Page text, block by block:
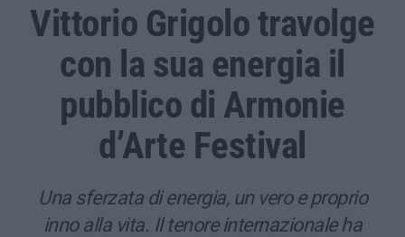
Vittorio Grigolo travolge
con la sua energia il
pubblico di Armonie
d’Arte Festival
Una sferzata di energia, un vero e proprio
inno alla vita. Il tenore internazionale ha